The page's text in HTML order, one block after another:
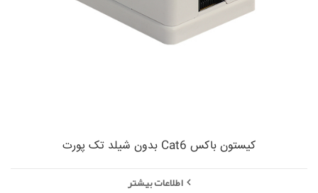
کیستون باکس Cat6 بدون شیلد تک پورت
اطلاعات بیشتر